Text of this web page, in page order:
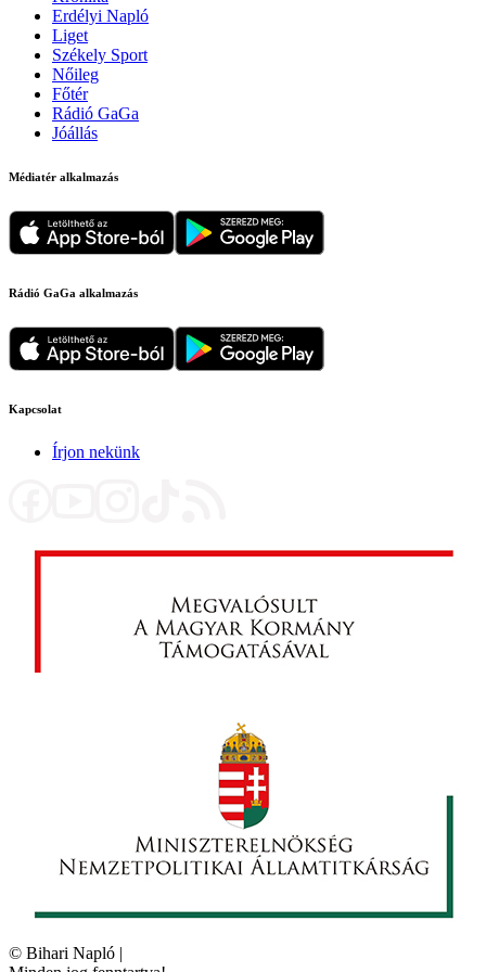
Erdélyi Napló
Liget
Székely Sport
Nőileg
Főtér
Rádió GaGa
Jóállás
Médiatér alkalmazás
Rádió GaGa alkalmazás
Kapcsolat
Írjon nekünk
© Bihari Napló |